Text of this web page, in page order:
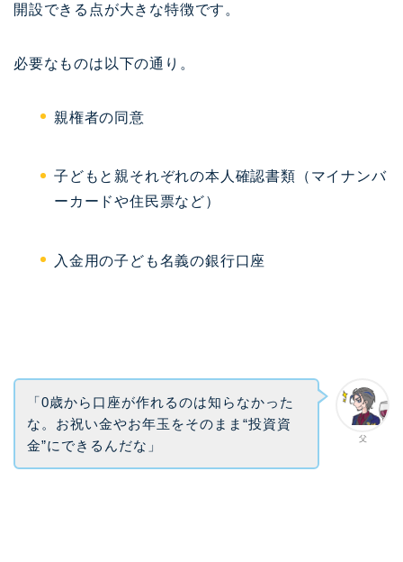
開設できる点が大きな特徴です。
必要なものは以下の通り。
親権者の同意
子どもと親それぞれの本人確認書類（マイナンバ
ーカードや住民票など）
入金用の子ども名義の銀行口座
父
「0歳から口座が作れるのは知らなかった
な。お祝い金やお年玉をそのまま“投資資
金”にできるんだな」